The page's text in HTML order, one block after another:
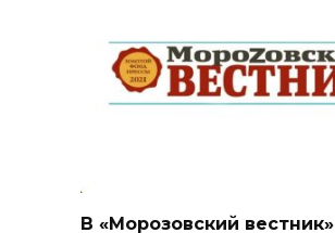
В «Морозовский вестник»